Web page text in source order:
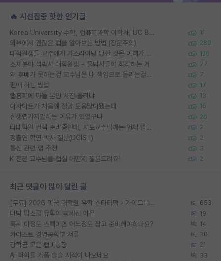
🔥 시선집중 핫한 인기글
Korea University 수학, 컴퓨터과학 이학사, UC Berkeley 산업공학 대학원 공학박사가 되는 것은 쉽지 않겠죠? 11
외부에서 괜찮은 랩을 알아보는 방법 (장문주의) 280
대학원생들 교수에게 가스라이팅 당한 것은 이해가 갑니다. 안타깝네요. 120
소재분야 석박사 대학원생 + 물박사들이 착각하는 거 77
왜 후배가 못하는걸 교수님은 내 책임으로 돌리는걸까요? 7
편애 하는 방법 17
랩홈피에 다들 본인 사진 올리냐 13
이사이트가 처음엔 정말 도움많이됐는데 16
신생랩가지말라는 이유가 있었구나 20
타대학원 컨텍 준비중인데, 지도교수님께는 언제 말씀드려야 할까요? 2
정출연 학연 박사 질문(DGIST) 2
통신 관련 랩 추천 3
K 전전 교수님들 랩실 어떤지 질문드려요! 2
최근 댓글이 많이 달린 글
[무료] 2026 미국 대학원 유학 스타터팩 - 가이드북 & 합격자 컨택메일 템플릿 653
미박 탑스쿨 유학이 빡세진 이유 19
혹시 이정도 스펙이면 어느정도 잡고 준비해야하나요? 14
카이스트 경영공학부 서류 30
장학금 모은 랩비통장 21
AI 학회들 거품 슬슬 지적이 나오네요 33